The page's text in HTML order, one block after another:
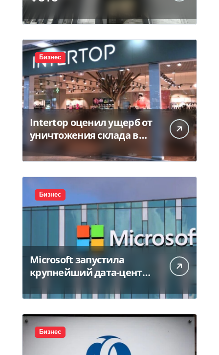
Бизнес
Intertop оценил ущерб от
уничтожения склада в
450 млн грн
Бизнес
Microsoft запустила
крупнейший дата-центр
миллиарда
Бизнес